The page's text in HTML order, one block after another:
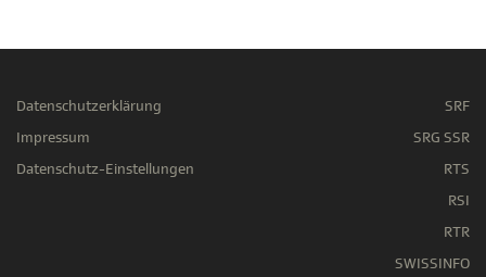
Datenschutzerklärung
Impressum
Datenschutz-Einstellungen
SRF
SRG SSR
RTS
RSI
RTR
SWISSINFO